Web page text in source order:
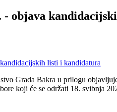
- objava
Grada Bakra u prilogu
koji će se održati 18. svibnja